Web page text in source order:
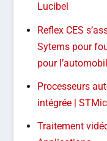
Lucibel
Reflex CES
Sytems pour
pour
Processeurs
intégrée |
Traitement